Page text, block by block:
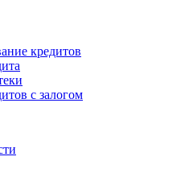
кредитов
с залогом